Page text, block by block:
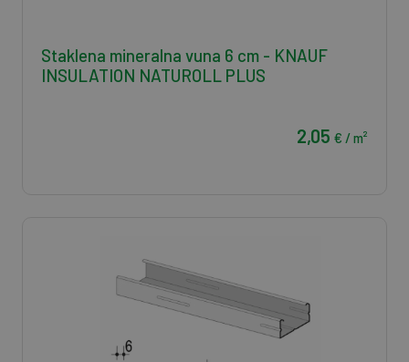
Staklena mineralna vuna 6 cm - KNAUF
INSULATION NATUROLL PLUS
2,05 € / m²